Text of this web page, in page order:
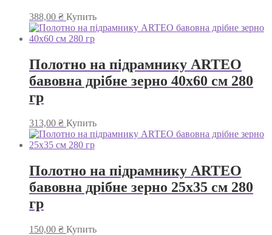
388,00 ₴ Купить
Полотно на підрамнику ARTEO
бавовна дрібне зерно 40х60 см 280
гр
313,00 ₴ Купить
Полотно на підрамнику ARTEO
бавовна дрібне зерно 25х35 см 280
гр
150,00 ₴ Купить